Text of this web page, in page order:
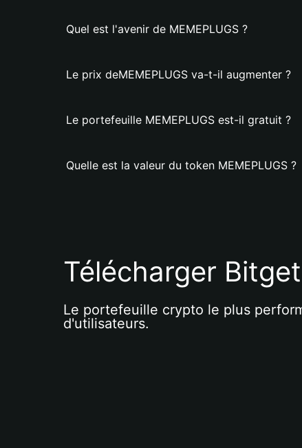
Quel est l'avenir de MEMEPLUGS ?
Le prix deMEMEPLUGS va-t-il augmenter ?
Le portefeuille MEMEPLUGS est-il gratuit ?
Quelle est la valeur du token MEMEPLUGS ?
Télécharger
Le portefeuille crypto le plus
d'utilisateurs.